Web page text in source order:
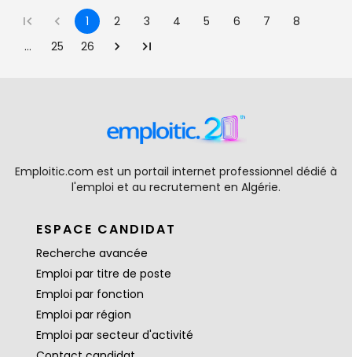
1 2 3 4 5 6 7
8
…
25 26
Emploitic.com est un portail internet professionnel dédié à
l'emploi et au recrutement en Algérie.
ESPACE CANDIDAT
Recherche avancée
Emploi par titre de poste
Emploi par fonction
Emploi par région
Emploi par secteur d'activité